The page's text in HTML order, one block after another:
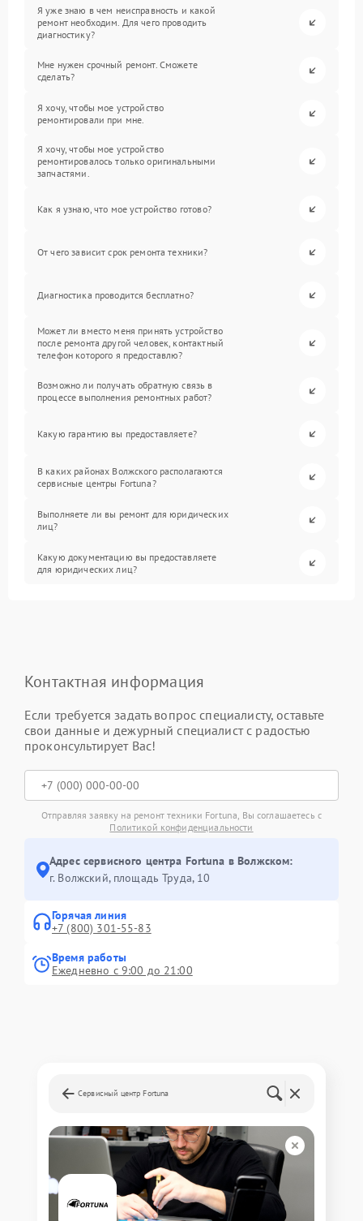
Я уже знаю в чем неисправность и какой
ремонт необходим. Для чего проводить
диагностику?
Мне нужен срочный ремонт. Сможете
сделать?
Я хочу, чтобы мое устройство
ремонтировали при мне.
Я хочу, чтобы мое устройство
ремонтировалось только оригинальными
запчастями.
Как я узнаю, что мое устройство готово?
От чего зависит срок ремонта техники?
Диагностика проводится бесплатно?
Может ли вместо меня принять устройство
после ремонта другой человек, контактный
телефон которого я предоставлю?
Возможно ли получать обратную связь в
процессе выполнения ремонтных работ?
Какую гарантию вы предоставляете?
В каких районах Волжского располагаются
сервисные центры Fortuna?
Выполняете ли вы ремонт для юридических
лиц?
Какую документацию вы предоставляете
для юридических лиц?
Контактная информация
Если требуется задать вопрос специалисту, оставьте
свои данные и дежурный специалист с радостью
проконсультирует Вас!
Отправляя заявку на ремонт техники Fortuna, Вы соглашаетесь с
Политикой конфиденциальности
Адрес сервисного центра Fortuna в Волжском:
г. Волжский, площадь Труда, 10
Горячая линия
+7 (800) 301-55-83
Время работы
Ежедневно с 9:00 до 21:00
Сервисный центр Fortuna